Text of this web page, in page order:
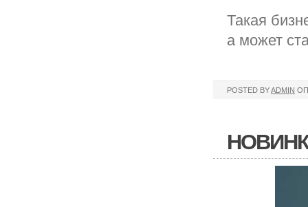
Такая
а может
POSTED BYADMIN